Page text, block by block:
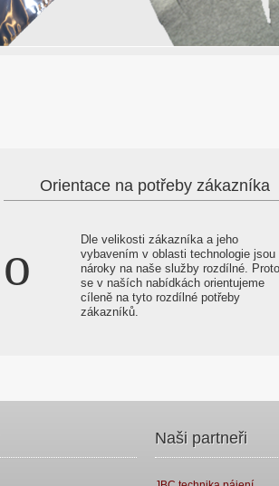
Orientace na potřeby zákazníka
Dle velikosti zákazníka a jeho
vybavením v oblasti technologie jsou
nároky na naše služby rozdílné. Proto
se v naších nabídkách orientujeme
cíleně na tyto rozdílné potřeby
zákazníků.
Naši partneři